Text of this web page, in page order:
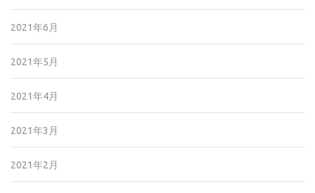
2021年6月
2021年5月
2021年4月
2021年3月
2021年2月